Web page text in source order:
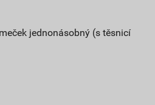
jednonásobný (s těsnicí